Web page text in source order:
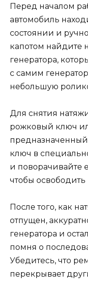
Перед началом
автомобиль
состоянии и
капотом найдите
генератора,
с самим
небольшую
Для снятия
рожковый ключ
предназначенный
ключ в
и поворачивайте
чтобы освободить
После того, как
отпущен,
генератора и
помня о
Убедитесь, что
перекрывает